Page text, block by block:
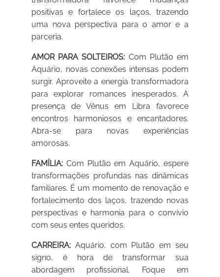
positivas e fortalece os laços, trazendo
uma nova perspectiva para o amor e a
parceria.
AMOR PARA SOLTEIROS: Com Plutão em
Aquário, novas conexões intensas podem
surgir. Aproveite a energia transformadora
para explorar romances inesperados. A
presença de Vênus em Libra favorece
encontros harmoniosos e encantadores.
Abra-se para novas experiências
amorosas.
FAMÍLIA: Com Plutão em Aquário, espere
transformações profundas nas dinâmicas
familiares. É um momento de renovação e
fortalecimento dos laços, trazendo novas
perspectivas e harmonia para o convívio
com seus entes queridos.
CARREIRA: Aquário, com Plutão em seu
signo, é hora de transformar sua
abordagem profissional. Foque em